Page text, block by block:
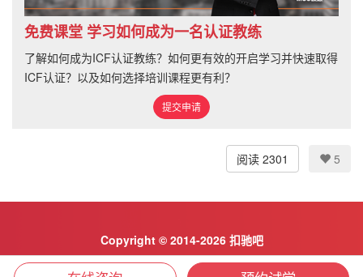
免费课堂 学习如何成为一名认证教练
了解如何成为ICF认证教练？如何更有效的开启学习并快速取得
ICF认证？以及如何选择培训课程更有利？
提交申请
阅读 2301 5
Copyright © 2014-2026 扣驰吧
京ICP备2023029529号-4